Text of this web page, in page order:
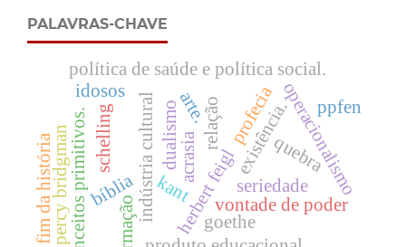
PALAVRAS-CHAVE
kantherbert feigl
bíblia
profecia
relação
vontade de poder
acrasia
formação
indústria cultural
conceitos primitivos. operacionalismo
percy bridgman
política de saúde e política social.
fim da história
idosos arte.
schelling existência.
goethe
dualismo
seriedade
quebra
ppfen